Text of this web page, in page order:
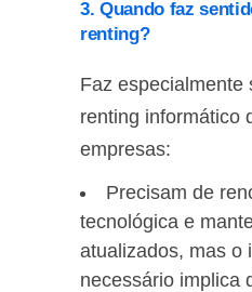
3. Quando faz
renting?
Faz especialmente
renting informático
empresas:
Precisam de
tecnológica e
atualizados, mas o
necessário implica